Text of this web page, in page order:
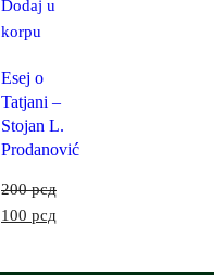
Dodaj u
korpu
Esej o
Tatjani –
Stojan L.
Prodanović
200рсд
100 рсд